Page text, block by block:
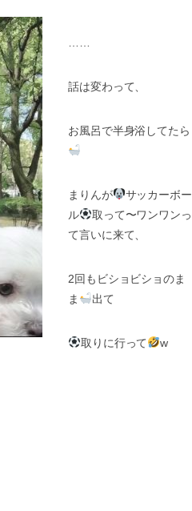
話は変わって、
お風呂で半身浴してたら
まりんが
サッカーボー
ル
取って〜ワンワンっ
て言いに来て、
2回もビショビショのま
ま
出て
取りに行って w